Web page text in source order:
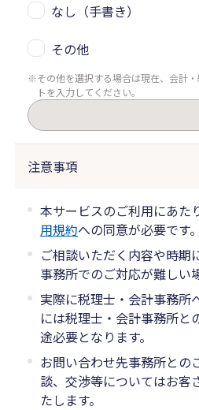
なし（手書き）
その他
その他を選択する場合は現在、会計
トを入力してください。
注意事項
本サービスのご利用にあた
用規約への同意が必要です。
ご相談いただく内容や時期
事務所でのご対応が難しい
実際に税理士・会計事務所
には税理士・会計事務所と
途必要となります。
お問い合わせ先事務所との
談、交渉等についてはお客
たします。